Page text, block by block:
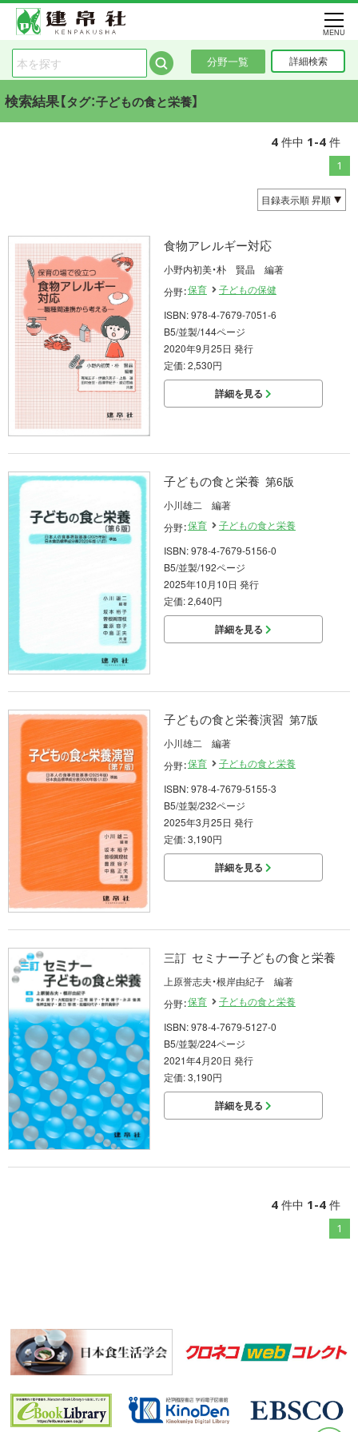
分野一覧 詳細検索
MENU
検索結果【タグ：子どもの食と栄養】
4件中 1-4件
1
食物アレルギー対応
小野内初美・朴 賢晶 編著
分野：保育
子どもの保健
ISBN: 978-4-7679-7051-6
B5/並製/144ページ
2020年9月25日 発行
定価: 2,530円
詳細を見る
子どもの食と栄養 第6版
小川雄二 編著
分野：保育
子どもの食と栄養
ISBN: 978-4-7679-5156-0
B5/並製/192ページ
2025年10月10日 発行
定価: 2,640円
詳細を見る
子どもの食と栄養演習 第7版
小川雄二 編著
分野：保育
子どもの食と栄養
ISBN: 978-4-7679-5155-3
B5/並製/232ページ
2025年3月25日 発行
定価: 3,190円
詳細を見る
三訂 セミナー子どもの食と栄養
上原誉志夫・根岸由紀子 編著
分野：保育
子どもの食と栄養
ISBN: 978-4-7679-5127-0
B5/並製/224ページ
2021年4月20日 発行
定価: 3,190円
詳細を見る
4件中 1-4件
1